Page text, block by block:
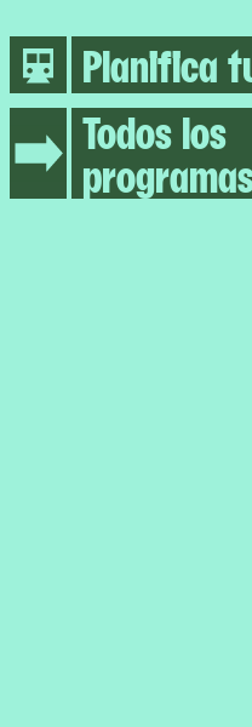
Open Inuuteq
Planifica
Todos los